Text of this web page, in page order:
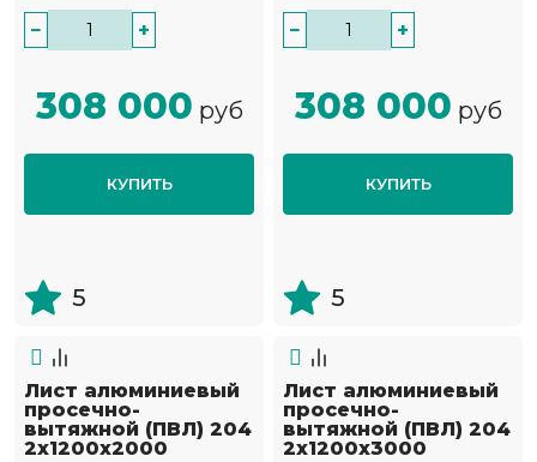
− +
308 000 руб
КУПИТЬ
5
− +
308 000 руб
КУПИТЬ
5
Лист алюминиевый
просечно-
вытяжной (ПВЛ) 204
2х1200х2000
Лист алюминиевый
просечно-
вытяжной (ПВЛ) 204
2х1200х3000